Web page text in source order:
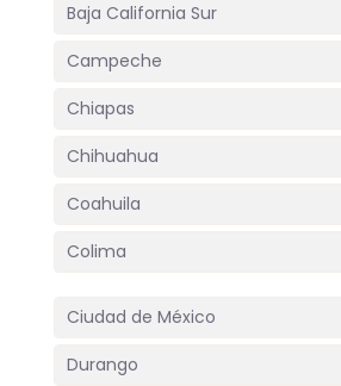
Baja California Sur
Campeche
Chiapas
Chihuahua
Coahuila
Colima
Ciudad de México
Durango